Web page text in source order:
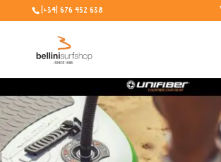
[+34] 676 452 638